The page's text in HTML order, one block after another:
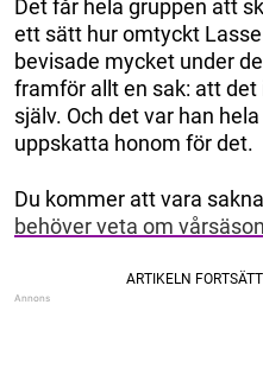
Det får hela gruppen att
ett sätt hur omtyckt
bevisade mycket under
framför allt en sak: att
själv. Och det var han
uppskatta honom för det.
Du kommer att vara
behöver veta om